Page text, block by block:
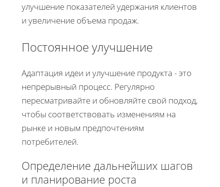
улучшение показателей удержания клиентов
и увеличение объема продаж.
Постоянное улучшение
Адаптация идеи и улучшение продукта - это
непрерывный процесс. Регулярно
пересматривайте и обновляйте свой подход,
чтобы соответствовать изменениям на
рынке и новым предпочтениям
потребителей.
Определение дальнейших шагов
и планирование роста